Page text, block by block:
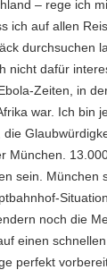
– rege ich
ich auf allen
durchsuchen
nicht dafür
Zeiten, in
war. Ich bin
München.
sein. München
noch die
einen
perfekt